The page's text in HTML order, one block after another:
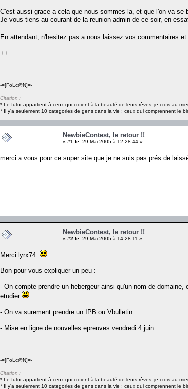
C'est aussi grace a cela que nous sommes la, et que l'on va se
Je vous tiens au courant de la reunion admin de ce soir, en
En attendant, n'hesitez pas a nous laissez vos commentaires et
++
-=[FoLc@N]=-
Citation :
* Le futur appartient à ceux qui croient à la beauté de leurs rêves, je crois au
* Il y'a seulement 10 categories de gens dans la vie : ceux qui comprennent le
NewbieContest, le retour !!
« #1 le: 29 Mai 2005 à 12:28:44 »
merci a vous pour ce super site que je ne suis pas prés de
NewbieContest, le retour !!
« #2 le: 29 Mai 2005 à 14:28:11 »
Merci lyrx74
Bon pour vous expliquer un peu :
- On compte prendre un hebergeur ainsi qu'un nom de
etudier
- On va surement prendre un IPB ou Vbulletin
- Mise en ligne de nouvelles epreuves vendredi 4 juin
-=[FoLc@N]=-
Citation :
* Le futur appartient à ceux qui croient à la beauté de leurs rêves, je crois au
* Il y'a seulement 10 categories de gens dans la vie : ceux qui comprennent le